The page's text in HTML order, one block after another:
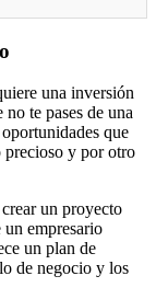
una inversión
te pases de una
que
precioso y por otro
un proyecto
empresario
un plan de
de negocio y los